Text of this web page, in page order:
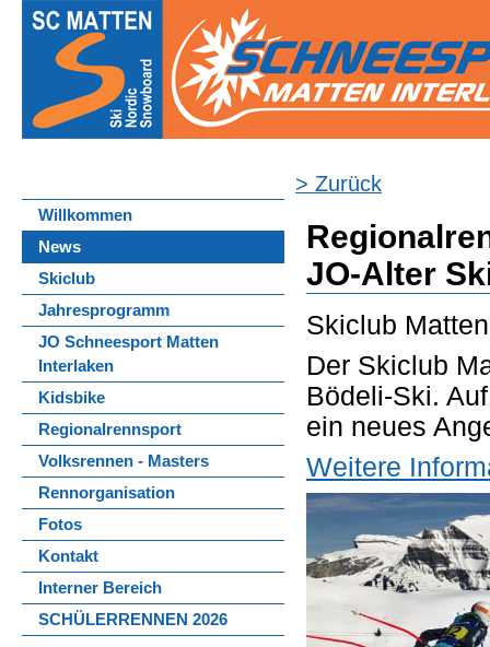
Willkommen
News
Skiclub
Jahresprogramm
JO Schneesport Matten
Interlaken
Kidsbike
Regionalrennsport
Volksrennen - Masters
Rennorganisation
Fotos
Kontakt
Interner Bereich
SCHÜLERRENNEN 2026
> Zurück
JO-Alter
Skiclub Matten
Der Skiclub
Bödeli-Ski.
ein neues
Weitere